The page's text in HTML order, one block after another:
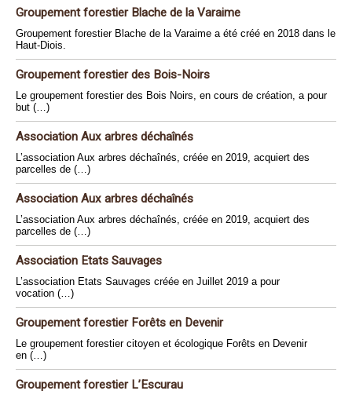
Groupement forestier Blache de la Varaime
Groupement forestier Blache de la Varaime a été créé en 2018 dans le
Haut-Diois.
Groupement forestier des Bois-Noirs
Le groupement forestier des Bois Noirs, en cours de création, a pour
but (…)
Association Aux arbres déchaînés
L’association Aux arbres déchaînés, créée en 2019, acquiert des
parcelles de (…)
Association Aux arbres déchaînés
L’association Aux arbres déchaînés, créée en 2019, acquiert des
parcelles de (…)
Association Etats Sauvages
L’association Etats Sauvages créée en Juillet 2019 a pour
vocation (…)
Groupement forestier Forêts en Devenir
Le groupement forestier citoyen et écologique Forêts en Devenir
en (…)
Groupement forestier L’Escurau